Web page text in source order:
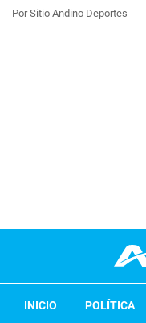
Por Sitio Andino Deportes
INICIO POLÍTICA